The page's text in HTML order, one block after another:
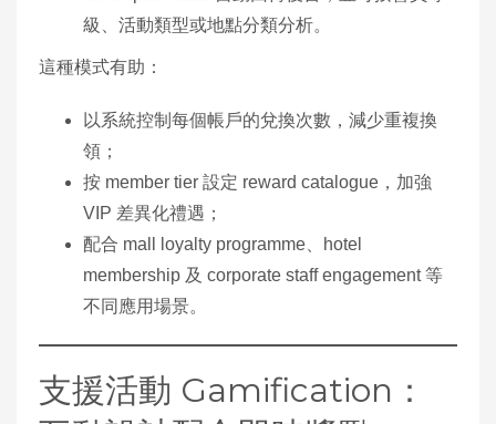
級、活動類型或地點分類分析。
這種模式有助：
以系統控制每個帳戶的兌換次數，減少重複換
領；
按 member tier 設定 reward catalogue，加強
VIP 差異化禮遇；
配合 mall loyalty programme、hotel
membership 及 corporate staff engagement 等
不同應用場景。
支援活動 Gamification：